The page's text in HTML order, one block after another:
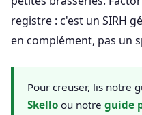
registre : c'est un SIRH
en complément, pas un
Pour creuser, lis notre
Skello ou notre guide